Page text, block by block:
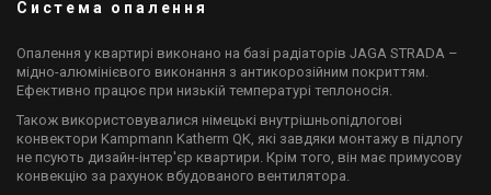
Система опалення
Опалення у квартирі виконано на базі радіаторів JAGA STRADA –
мідно-алюмінієвого виконання з антикорозійним покриттям.
Ефективно працює при низькій температурі теплоносія.
Також використовувалися німецькі внутрішньопідлогові
конвектори Kampmann Katherm QK, які завдяки монтажу в підлогу
не псують дизайн-інтер'єр квартири. Крім того, він має примусову
конвекцію за рахунок вбудованого вентилятора.